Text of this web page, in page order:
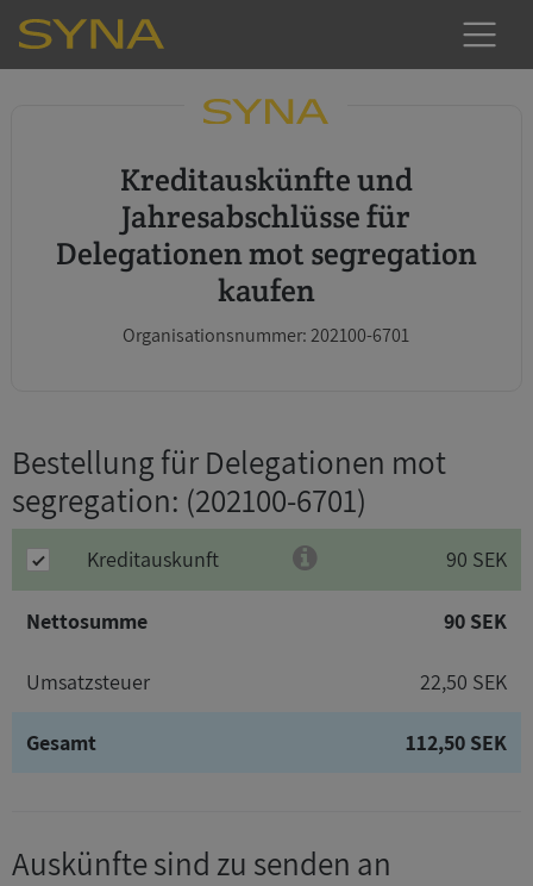
Kreditauskünfte und
Jahresabschlüsse für
Delegationen mot segregation
kaufen
Organisationsnummer: 202100-6701
Bestellung für Delegationen mot
segregation: (202100-6701)
Kreditauskunft 90 SEK
Nettosumme 90 SEK
Umsatzsteuer 22,50 SEK
Gesamt 112,50 SEK
Auskünfte sind zu senden an